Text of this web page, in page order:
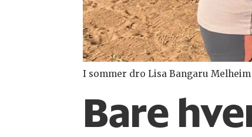
I sommer dro Lisa Bangaru
Bare